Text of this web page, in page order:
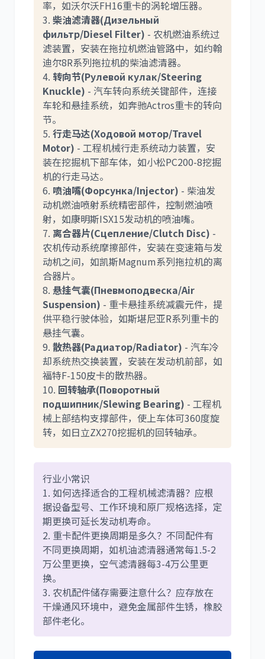
尼桑 依维柯
率，如沃尔沃FH16重卡的涡轮增压器。
3. 柴油滤清器(Дизельный
фильтр/Diesel Filter) - 农机燃油系统过
滤装置，安装在拖拉机燃油管路中，如约翰
迪尔8R系列拖拉机的柴油滤清器。
4. 转向节(Рулевой кулак/Steering
Knuckle) - 汽车转向系统关键部件，连接
车轮和悬挂系统，如奔驰Actros重卡的转向
节。
5. 行走马达(Ходовой мотор/Travel
Motor) - 工程机械行走系统动力装置，安
装在挖掘机下部车体，如小松PC200-8挖掘
机的行走马达。
6. 喷油嘴(Форсунка/Injector) - 柴油发
动机燃油喷射系统精密部件，控制燃油喷
射，如康明斯ISX15发动机的喷油嘴。
7. 离合器片(Сцепление/Clutch Disc) -
农机传动系统摩擦部件，安装在变速箱与发
动机之间，如凯斯Magnum系列拖拉机的离
合器片。
8. 悬挂气囊(Пневмоподвеска/Air
Suspension) - 重卡悬挂系统减震元件，提
供平稳行驶体验，如斯堪尼亚R系列重卡的
悬挂气囊。
9. 散热器(Радиатор/Radiator) - 汽车冷
却系统热交换装置，安装在发动机前部，如
福特F-150皮卡的散热器。
10. 回转轴承(Поворотный
подшипник/Slewing Bearing) - 工程机
械上部结构支撑部件，使上车体可360度旋
转，如日立ZX270挖掘机的回转轴承。
行业小常识
1. 如何选择适合的工程机械滤清器？应根
据设备型号、工作环境和原厂规格选择，定
期更换可延长发动机寿命。
2. 重卡配件更换周期是多久？不同配件有
不同更换周期，如机油滤清器通常每1.5-2
万公里更换，空气滤清器每3-4万公里更
换。
3. 农机配件储存需要注意什么？应存放在
干燥通风环境中，避免金属部件生锈，橡胶
部件老化。